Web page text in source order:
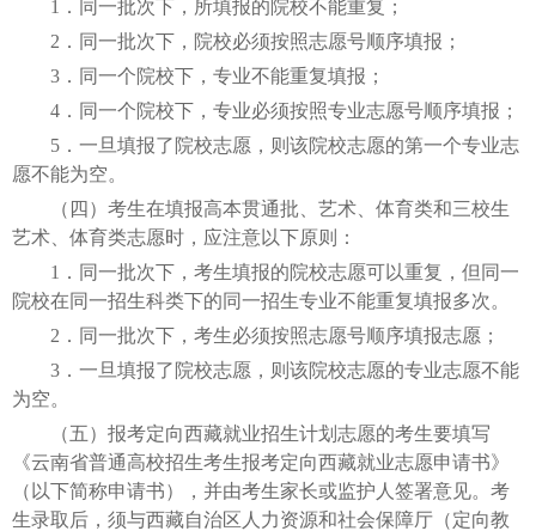
1．同一批次下，所填报的院校不能重复；
2．同一批次下，院校必须按照志愿号顺序填报；
3．同一个院校下，专业不能重复填报；
4．同一个院校下，专业必须按照专业志愿号顺序填报；
5．一旦填报了院校志愿，则该院校志愿的第一个专业志
愿不能为空。
（四）考生在填报高本贯通批、艺术、体育类和三校生
艺术、体育类志愿时，应注意以下原则：
1．同一批次下，考生填报的院校志愿可以重复，但同一
院校在同一招生科类下的同一招生专业不能重复填报多次。
2．同一批次下，考生必须按照志愿号顺序填报志愿；
3．一旦填报了院校志愿，则该院校志愿的专业志愿不能
为空。
（五）报考定向西藏就业招生计划志愿的考生要填写
《云南省普通高校招生考生报考定向西藏就业志愿申请书》
（以下简称申请书），并由考生家长或监护人签署意见。考
生录取后，须与西藏自治区人力资源和社会保障厅（定向教